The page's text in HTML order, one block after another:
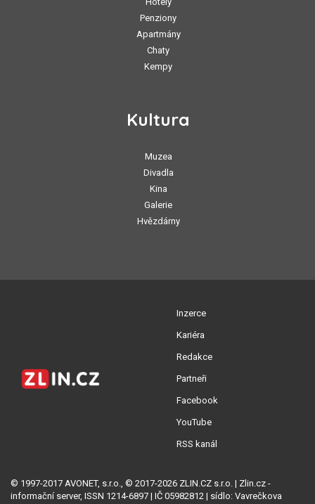
Penziony
Apartmány
Chaty
Kempy
Kultura
Muzea
Divadla
Kina
Galerie
Hvězdárny
Inzerce
Kariéra
Redakce
Partneři
Facebook
YouTube
RSS kanál
© 1997-2017 AVONET, s.r.o., © 2017-2026 ZLIN.CZ s.r.o. | Zlin.cz -
informační server, ISSN 1214-6897 | IČ 05982812 | sídlo: Vavrečkova